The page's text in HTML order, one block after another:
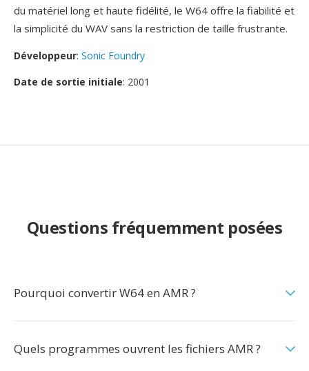
du matériel long et haute fidélité, le W64 offre la fiabilité et
la simplicité du WAV sans la restriction de taille frustrante.
Développeur: Sonic Foundry
Date de sortie initiale: 2001
Questions fréquemment posées
Pourquoi convertir W64 en AMR ?
Quels programmes ouvrent les fichiers AMR ?